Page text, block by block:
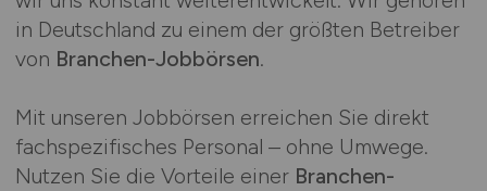
in Deutschland zu einem der größten Betreiber
von Branchen-Jobbörsen.
Mit unseren Jobbörsen erreichen Sie direkt
fachspezifisches Personal – ohne Umwege.
Nutzen Sie die Vorteile einer Branchen-